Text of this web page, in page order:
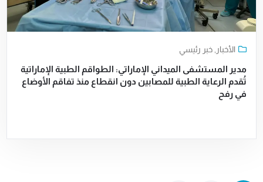
الأخبار ,خبر رئيسي
مدير المستشفى الميداني الإماراتي: الطواقم الطبية الإماراتية
تُقدم الرعاية الطبية للمصابين دون انقطاع منذ تفاقم الأوضاع
في رفح